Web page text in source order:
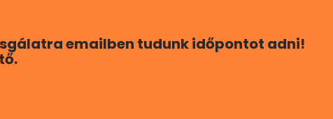
emailben tudunk időpontot adni!